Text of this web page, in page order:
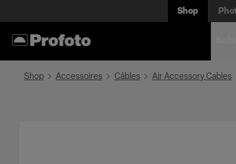
Shop
Shop Accessoires Câbles Air Accessory Cables